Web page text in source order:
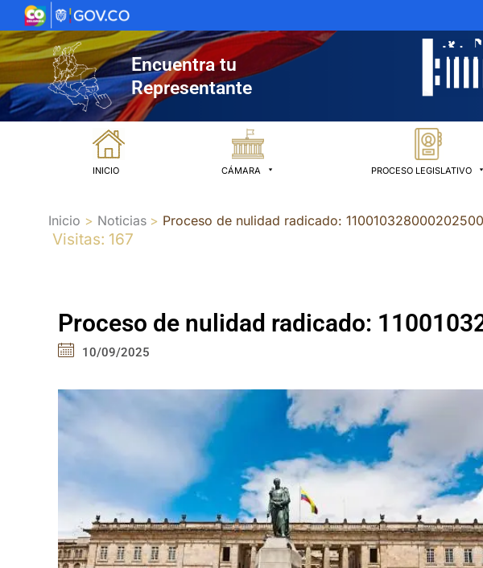
al
contenido
Encuentra tu
Representante
INICIO CÁMARA PROCESO LEGISLATIVO
Inicio Noticias Proceso de nulidad radicado:
Visitas: 167
Proceso de nulidad radicado:
10/09/2025